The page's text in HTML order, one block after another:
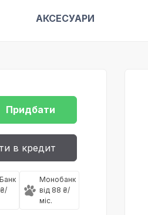
АКСЕСУАРИ
Придбати
в кредит
Монобанк
від 88 ₴/
міс.